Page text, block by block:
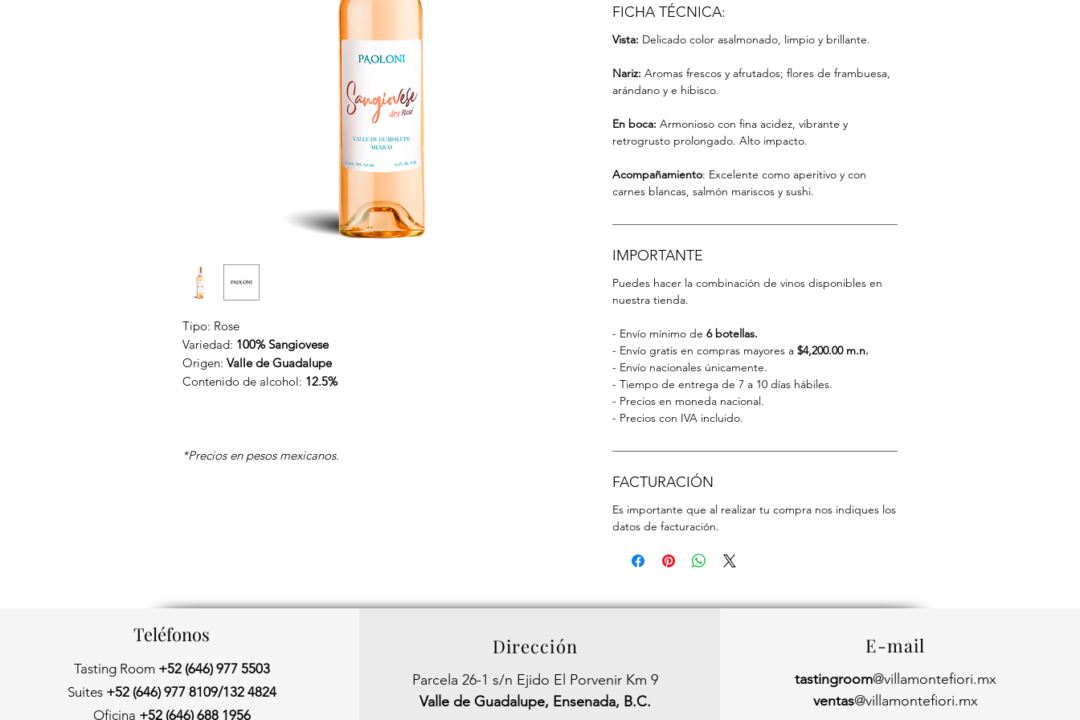
Tipo: Rose
Variedad: 100% Sangiovese
Origen: Valle de Guadalupe
Contenido de alcohol: 12.5%
*Precios en pesos mexicanos.
FICHA TÉCNICA:
Vista: Delicado color asalmonado, limpio y brillante.
Nariz: Aromas frescos y afrutados; flores de frambuesa,
arándano y e hibisco.
En boca: Armonioso con fina acidez, vibrante y
retrogrusto prolongado. Alto impacto.
Acompañamiento: Excelente como aperitivo y con
carnes blancas, salmón mariscos y sushi.
IMPORTANTE
Puedes hacer la combinación de vinos disponibles en
nuestra tienda.
- Envío mínimo de 6 botellas.
- Envío gratis en compras mayores a $4,200.00 m.n.
- Envío nacionales únicamente.
- Tiempo de entrega de 7 a 10 días hábiles.
- Precios en moneda nacional.
- Precios con IVA incluido.
FACTURACIÓN
Es importante que al realizar tu compra nos indiques los
datos de facturación.
Teléfonos
Tasting Room +52 (646) 977 5503
Suites +52 (646) 977 8109/132 4824
Oficina +52 (646) 688 1956
Dirección
Parcela 26-1 s/n Ejido El Porvenir Km 9
Valle de Guadalupe, Ensenada, B.C.
E-mail
tastingroom@villamontefiori.mx
ventas@villamontefiori.mx